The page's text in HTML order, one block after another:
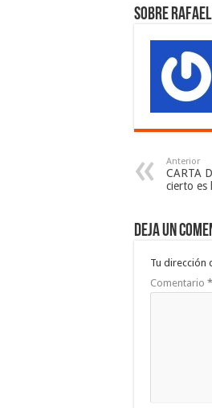
Sobre
Anterior
CARTA
cierto es
Deja un
Tu dirección
Comentario *